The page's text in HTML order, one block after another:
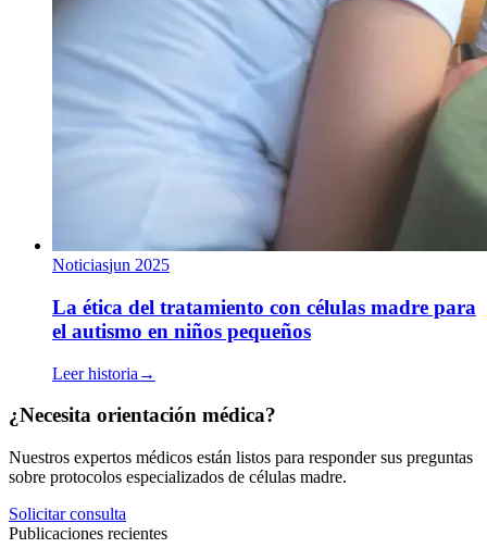
Noticiasjun 2025
La ética del tratamiento con células madre para
el autismo en niños pequeños
Leer historia →
¿Necesita orientación médica?
Nuestros expertos médicos están listos para responder sus preguntas
sobre protocolos especializados de células madre.
Solicitar consulta
Publicaciones recientes